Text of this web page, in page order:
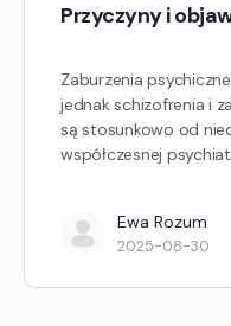
Przyczyny i
Zaburzenia
jednak schizofrenia i
są stosunkowo od
współczesnej
Ewa Rozum
2025-08-30